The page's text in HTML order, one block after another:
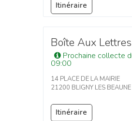
Itinéraire
Boîte Aux
Prochaine collecte
09:00
14 PLACE DE LA MAIRIE
21200 BLIGNY LES BEAUNE
Itinéraire